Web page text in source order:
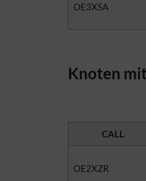
OE3XSA
Knoten
CALL
OE2XZR